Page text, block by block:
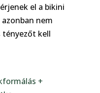
el a bikini
nem
tényezőt kell